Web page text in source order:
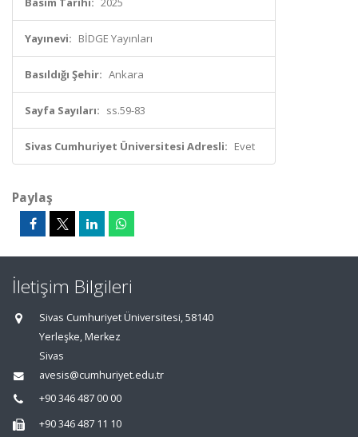
Yayınevi: BİDGE Yayınları
Basıldığı Şehir: Ankara
Sayfa Sayıları: ss.59-83
Sivas Cumhuriyet Üniversitesi Adresli: Evet
Paylaş
İletişim Bilgileri
Sivas Cumhuriyet Üniversitesi, 58140
Yerleşke, Merkez
Sivas
avesis@cumhuriyet.edu.tr
+90 346 487 00 00
+90 346 487 11 10